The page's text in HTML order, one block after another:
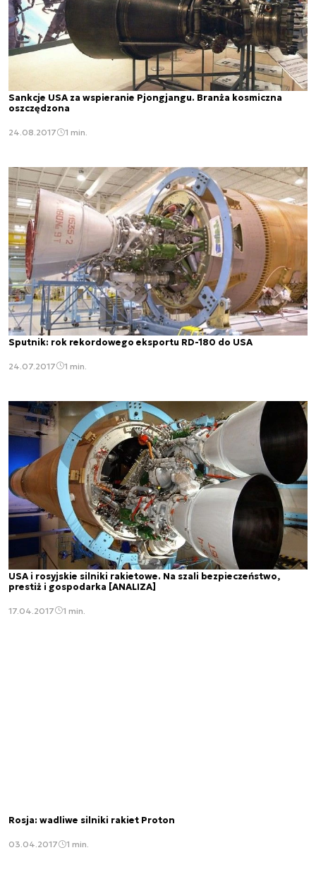
Sankcje USA za wspieranie Pjongjangu. Branża kosmiczna
oszczędzona
24.08.2017 1 min.
Sputnik: rok rekordowego eksportu RD-180 do USA
24.07.2017 1 min.
USA i rosyjskie silniki rakietowe. Na szali bezpieczeństwo,
prestiż i gospodarka [ANALIZA]
17.04.2017 1 min.
Rosja: wadliwe silniki rakiet Proton
03.04.2017 1 min.